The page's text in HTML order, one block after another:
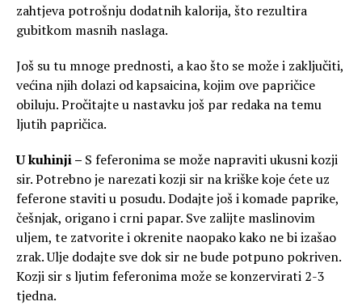
zahtjeva potrošnju dodatnih kalorija, što rezultira
gubitkom masnih naslaga.
Još su tu mnoge prednosti, a kao što se može i zaključiti,
većina njih dolazi od kapsaicina, kojim ove papričice
obiluju. Pročitajte u nastavku još par redaka na temu
ljutih papričica.
U kuhinji – S feferonima se može napraviti ukusni kozji
sir. Potrebno je narezati kozji sir na kriške koje ćete uz
feferone staviti u posudu. Dodajte još i komade paprike,
češnjak, origano i crni papar. Sve zalijte maslinovim
uljem, te zatvorite i okrenite naopako kako ne bi izašao
zrak. Ulje dodajte sve dok sir ne bude potpuno pokriven.
Kozji sir s ljutim feferonima može se konzervirati 2-3
tjedna.